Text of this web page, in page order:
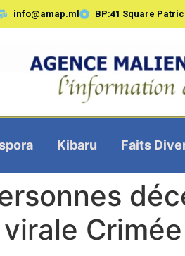
info@amap.ml BP:41 Square
Kibaru Faits